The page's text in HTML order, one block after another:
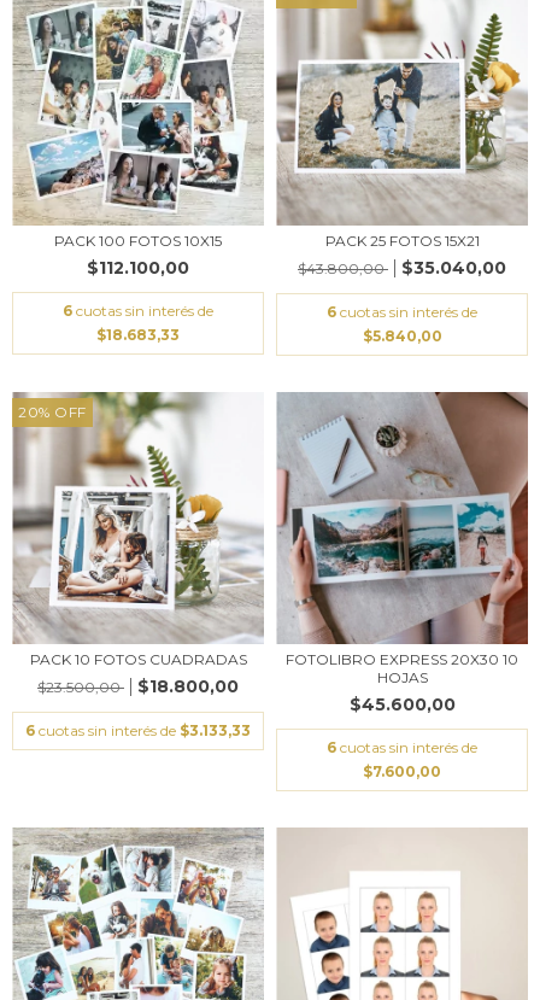
PACK 100 FOTOS 10X15
$112.100,00
6 cuotas sin interés de
$18.683,33
PACK 25 FOTOS 15X21
$43.800,00
$35.040,00
6 cuotas sin interés de
$5.840,00
20% OFF
PACK 10 FOTOS CUADRADAS
$23.500,00
$18.800,00
6 cuotas sin interés de $3.133,33
FOTOLIBRO EXPRESS 20X30 10
HOJAS
$45.600,00
6 cuotas sin interés de
$7.600,00